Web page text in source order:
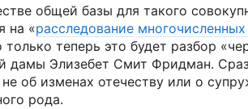
общей базы для такого
на «расследование
теперь это будет разбор
дамы Элизебет Смит Фридман.
об изменах отечеству или о
рода.